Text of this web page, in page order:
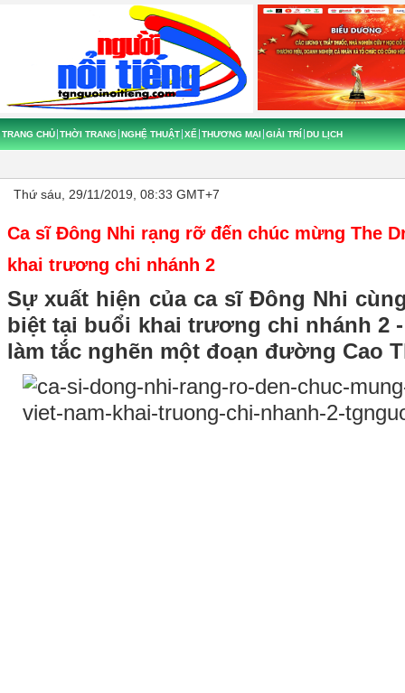
TRANG CHỦ THỜI TRANG NGHỆ THUẬT XẾ THƯƠNG MẠI GIẢI TRÍ DU LỊCH
Thứ sáu, 29/11/2019, 08:33 GMT+7
Ca sĩ Đông Nhi rạng rỡ đến chúc mừng The
khai trương chi nhánh 2
Sự xuất hiện của ca sĩ Đông Nhi
biệt tại buổi khai trương chi nhánh 2
làm tắc nghẽn một đoạn đường Cao